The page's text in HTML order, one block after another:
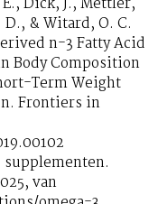
D., & Witard, O. C.
n-3 Fatty Acid
Body Composition
Term Weight
Frontiers in
van